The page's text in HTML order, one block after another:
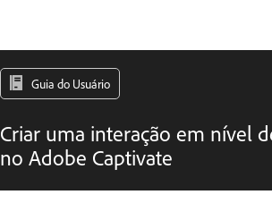
Guia do Usuário
Criar uma interação em nível
no Adobe Captivate